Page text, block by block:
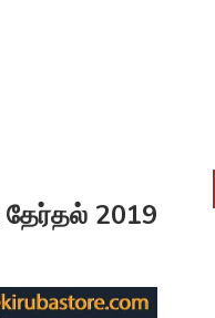
தேர்தல் 2019